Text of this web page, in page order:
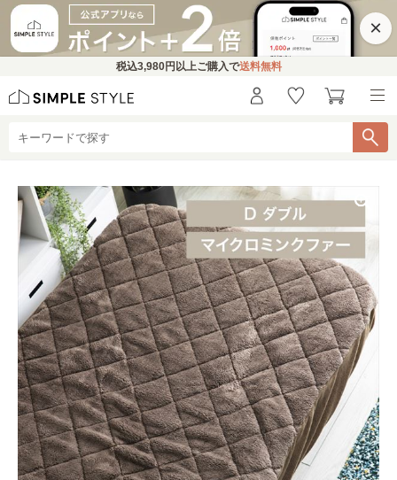
×
税込3,980円 以上ご購入で送料無料